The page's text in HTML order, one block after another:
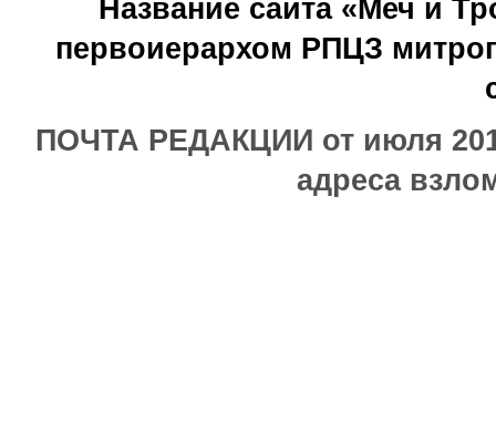
Название сайта «Меч и
первоиерархом РПЦЗ
ПОЧТА РЕДАКЦИИ от июля
адреса